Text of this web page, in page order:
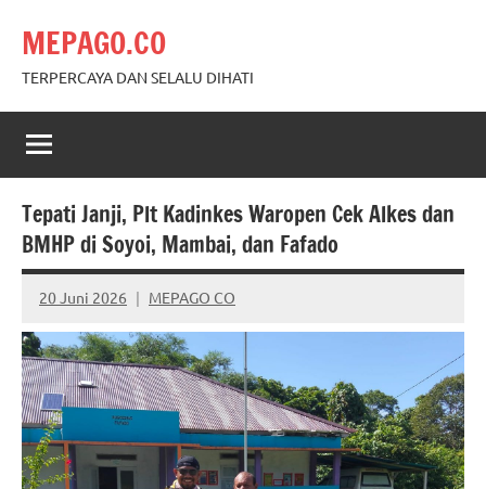
content
MEPAGO.CO
TERPERCAYA DAN SELALU DIHATI
Tepati Janji, Plt Kadinkes Waropen Cek Alkes dan
BMHP di Soyoi, Mambai, dan Fafado
20 Juni 2026 MEPAGO CO
No
comments